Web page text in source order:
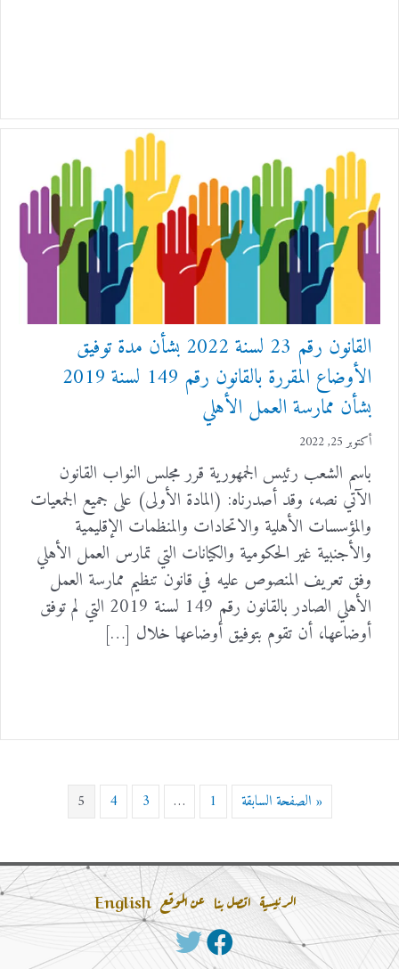
القانون رقم 23 لسنة 2022 بشأن مدة توفيق
الأوضاع المقررة بالقانون رقم 149 لسنة 2019
بشأن ممارسة العمل الأهلي
أكتوبر 25, 2022
باسم الشعب رئيس الجمهورية قرر مجلس النواب القانون
الآتي نصه، وقد أصدرناه: (المادة الأولى) على جميع الجمعيات
والمؤسسات الأهلية والاتحادات والمنظمات الإقليمية
والأجنبية غير الحكومية والكيانات التي تمارس العمل الأهلي
وفق تعريف المنصوص عليه في قانون تنظيم ممارسة العمل
الأهلي الصادر بالقانون رقم 149 لسنة 2019 التي لم توفق
أوضاعها، أن تقوم بتوفيق أوضاعها خلال […]
« الصفحة السابقة 1
…
3
4
5
الرئيسية اتصل بنا عن الموقع English